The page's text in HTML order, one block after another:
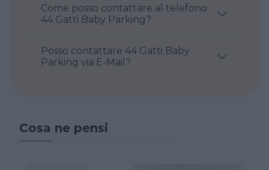
Come posso contattare al telefono
44 Gatti Baby Parking?
Posso contattare 44 Gatti Baby
Parking via E-Mail?
Cosa ne pensi